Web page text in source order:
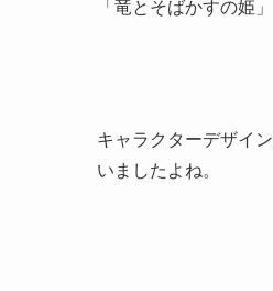
「竜とそばかすの姫」
キャラクターデザイ
いましたよね。